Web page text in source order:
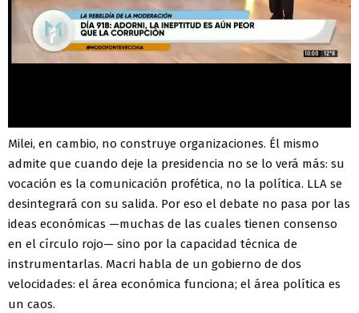
Milei, en cambio, no construye organizaciones. Él mismo
admite que cuando deje la presidencia no se lo verá más: su
vocación es la comunicación profética, no la política. LLA se
desintegrará con su salida. Por eso el debate no pasa por las
ideas económicas —muchas de las cuales tienen consenso
en el círculo rojo— sino por la capacidad técnica de
instrumentarlas. Macri habla de un gobierno de dos
velocidades: el área económica funciona; el área política es
un caos.